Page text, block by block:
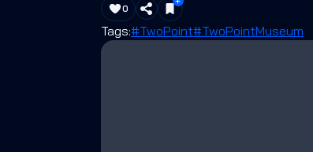
0
Tags:#TwoPoint#TwoPointMuseum